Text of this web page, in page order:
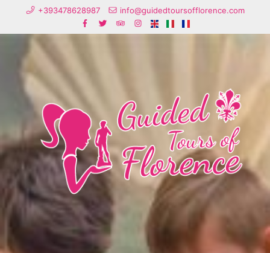
+393478628987 info@guidedtoursofflorence.com